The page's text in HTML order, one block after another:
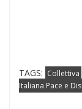
TAGS: Collettiva
Italiana Pace e